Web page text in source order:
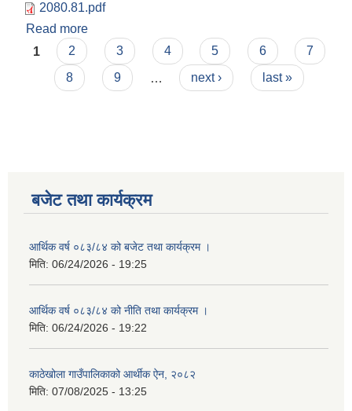
2080.81.pdf
Read more
Pages
1 2 3 4 5 6
7
8
9 next › last »
बजेट तथा कार्यक्रम
आर्थिक वर्ष ०८३/८४ को बजेट तथा कार्यक्रम ।
मिति: 06/24/2026 - 19:25
आर्थिक वर्ष ०८३/८४ को नीति तथा कार्यक्रम ।
मिति: 06/24/2026 - 19:22
काठेखोला गाउँपालिकाको आर्थीक ऐन, २०८२
मिति: 07/08/2025 - 13:25